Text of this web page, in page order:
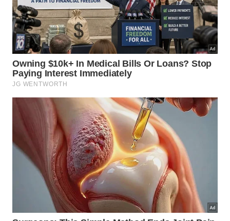
Buraco do Cação visto de cima -Viagens Ecológicas |